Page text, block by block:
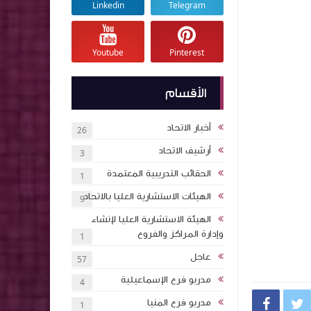
 
Telegram
Linkedin
Pinterest
Youtube
الأقسام
أخبار الاتحاد 26
أرشيف الاتحاد 3
الحقائب التدريبية المعتمدة 1
الهيئات الاستشارية العليا بالاتحاد9
الهيئة الاستشارية العليا لإنشاء
وإدارة المراكز والفروع
1
عاجل 57
مدربو فرع الإسماعيلية 4
مدربو فرع المنيا 1